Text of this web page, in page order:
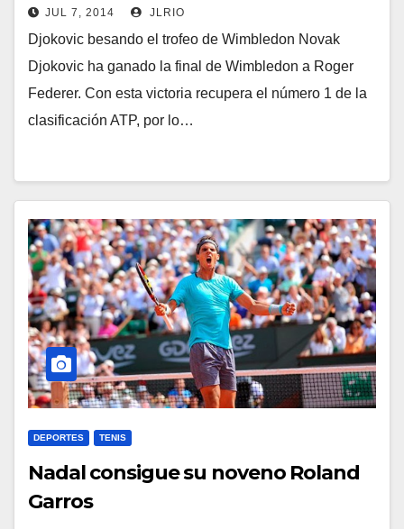
JUL 7, 2014 JLRIO
Djokovic besando el trofeo de Wimbledon Novak
Djokovic ha ganado la final de Wimbledon a Roger
Federer. Con esta victoria recupera el número 1 de la
clasificación ATP, por lo…
DEPORTES TENIS
Nadal consigue su noveno Roland
Garros